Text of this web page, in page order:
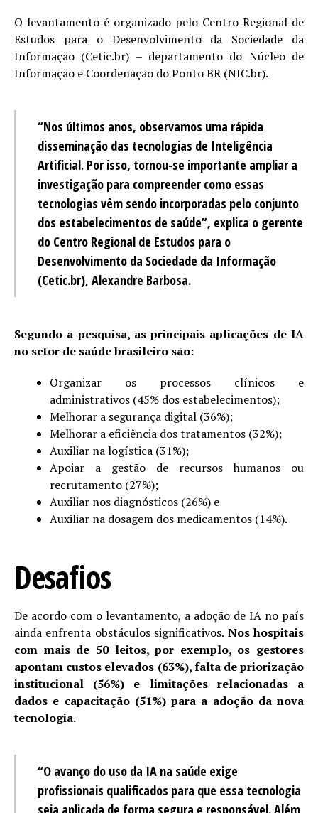
O levantamento é organizado pelo Centro Regional de
Estudos para o Desenvolvimento da Sociedade da
Informação (Cetic.br) – departamento do Núcleo de
Informação e Coordenação do Ponto BR (NIC.br).
“Nos últimos anos, observamos uma rápida
disseminação das tecnologias de Inteligência
Artificial. Por isso, tornou-se importante ampliar a
investigação para compreender como essas
tecnologias vêm sendo incorporadas pelo conjunto
dos estabelecimentos de saúde”, explica o gerente
do Centro Regional de Estudos para o
Desenvolvimento da Sociedade da Informação
(Cetic.br), Alexandre Barbosa.
Segundo a pesquisa, as principais aplicações de IA
no setor de saúde brasileiro são:
Organizar os processos clínicos e
administrativos (45% dos estabelecimentos);
Melhorar a segurança digital (36%);
Melhorar a eficiência dos tratamentos (32%);
Auxiliar na logística (31%);
Apoiar a gestão de recursos humanos ou
recrutamento (27%);
Auxiliar nos diagnósticos (26%) e
Auxiliar na dosagem dos medicamentos (14%).
Desafios
De acordo com o levantamento, a adoção de IA no país
ainda enfrenta obstáculos significativos. Nos hospitais
com mais de 50 leitos, por exemplo, os gestores
apontam custos elevados (63%), falta de priorização
institucional (56%) e limitações relacionadas a
dados e capacitação (51%) para a adoção da nova
tecnologia.
“O avanço do uso da IA na saúde exige
profissionais qualificados para que essa tecnologia